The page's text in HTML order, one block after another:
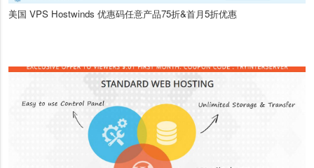
美国 VPS Hostwinds 优惠码任意产品75折&首月5折优惠